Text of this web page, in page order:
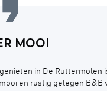
MOOI
in De Ruttermolen
en rustig gelegen B&B